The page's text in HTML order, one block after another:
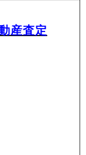
産査定